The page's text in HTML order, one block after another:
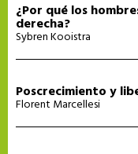
¿Por qué los
derecha?
Sybren Kooistra
Poscrecimiento y
Florent Marcellesi